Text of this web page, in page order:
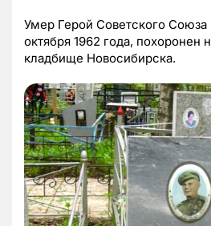
Умер Герой Советского
октября 1962 года, похоронен
кладбище Новосибирска.